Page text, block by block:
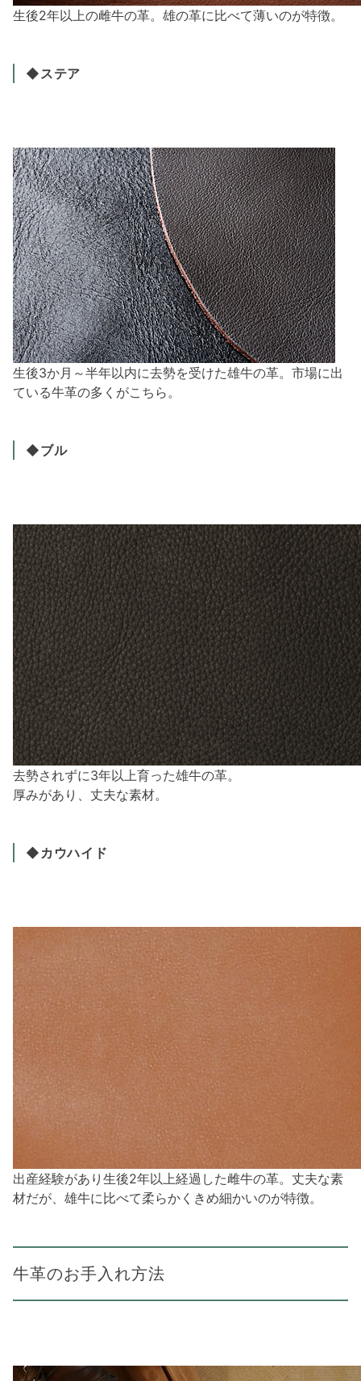
生後2年以上の雌牛の革。雄の革に比べて薄いのが特徴。
◆ステア
生後3か月～半年以内に去勢を受けた雄牛の革。市場に出
ている牛革の多くがこちら。
◆ブル
去勢されずに3年以上育った雄牛の革。
厚みがあり、丈夫な素材。
◆カウハイド
出産経験があり生後2年以上経過した雌牛の革。丈夫な素
材だが、雄牛に比べて柔らかくきめ細かいのが特徴。
牛革のお手入れ方法